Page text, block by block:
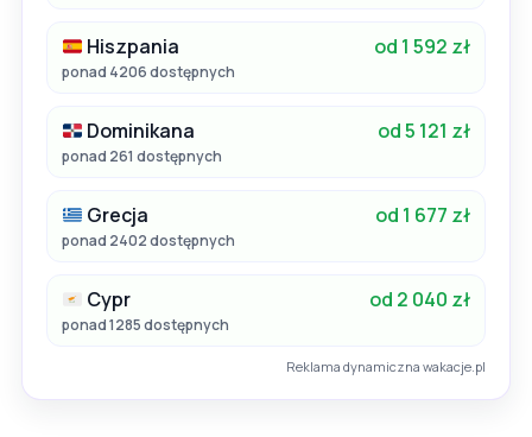
Hiszpania od 1 592 zł
ponad 4206 dostępnych
Dominikana od 5 121 zł
ponad 261 dostępnych
Grecja od 1 677 zł
ponad 2402 dostępnych
Cypr od 2 040 zł
ponad 1285 dostępnych
Reklama dynamiczna wakacje.pl